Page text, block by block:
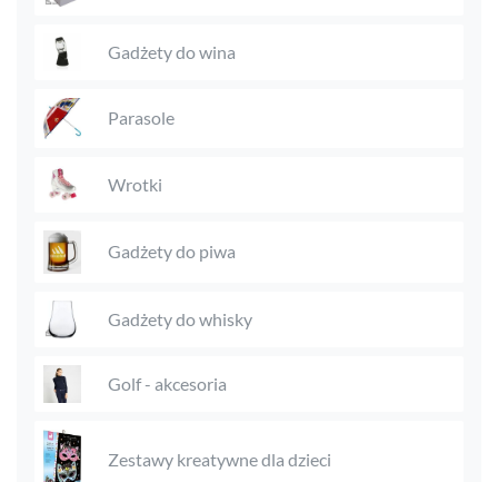
Gadżety do wina
Parasole
Wrotki
Gadżety do piwa
Gadżety do whisky
Golf - akcesoria
Zestawy kreatywne dla dzieci